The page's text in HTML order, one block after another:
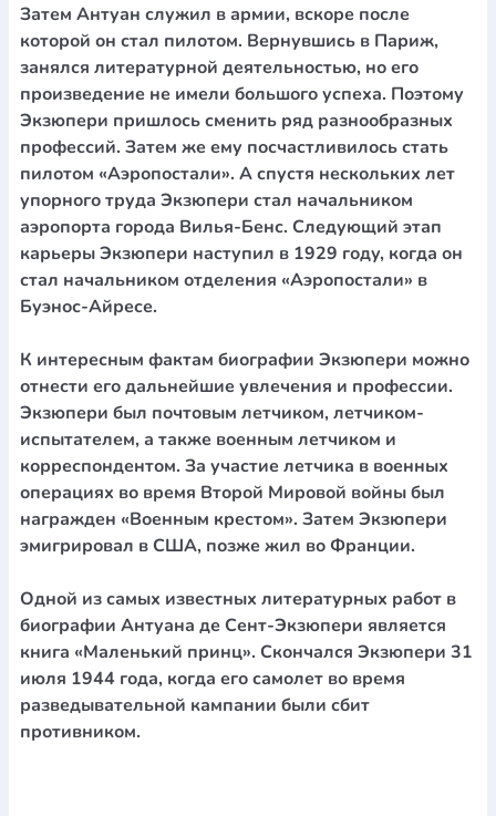
Затем Антуан служил в армии, вскоре после
которой он стал пилотом. Вернувшись в Париж,
занялся литературной деятельностью, но его
произведение не имели большого успеха. Поэтому
Экзюпери пришлось сменить ряд разнообразных
профессий. Затем же ему посчастливилось стать
пилотом «Аэропостали». А спустя нескольких лет
упорного труда Экзюпери стал начальником
аэропорта города Вилья-Бенс. Следующий этап
карьеры Экзюпери наступил в 1929 году, когда он
стал начальником отделения «Аэропостали» в
Буэнос-Айресе.
К интересным фактам биографии Экзюпери можно
отнести его дальнейшие увлечения и профессии.
Экзюпери был почтовым летчиком, летчиком-
испытателем, а также военным летчиком и
корреспондентом. За участие летчика в военных
операциях во время Второй Мировой войны был
награжден «Военным крестом». Затем Экзюпери
эмигрировал в США, позже жил во Франции.
Одной из самых известных литературных работ в
биографии Антуана де Сент-Экзюпери является
книга «Маленький принц». Скончался Экзюпери 31
июля 1944 года, когда его самолет во время
разведывательной кампании были сбит
противником.